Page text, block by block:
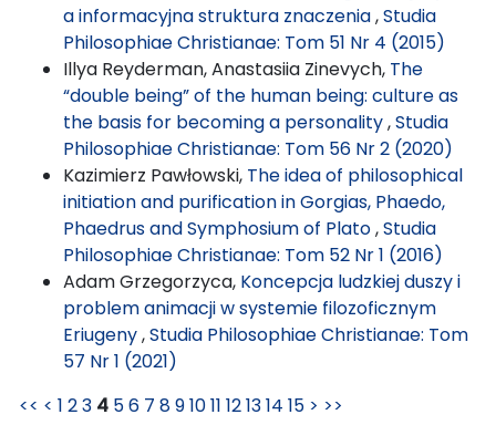
a informacyjna struktura znaczenia,Studia
Philosophiae Christianae: Tom 51 Nr 4 (2015)
Illya Reyderman, Anastasiia Zinevych, The
“double being” of the human being: culture as
the basis for becoming a personality,Studia
Philosophiae Christianae: Tom 56 Nr 2 (2020)
Kazimierz Pawłowski, The idea of philosophical
initiation and purification in Gorgias, Phaedo,
Phaedrus and Symphosium of Plato,Studia
Philosophiae Christianae: Tom 52 Nr 1 (2016)
Adam Grzegorzyca, Koncepcja ludzkiej duszy i
problem animacji w systemie filozoficznym
Eriugeny,Studia Philosophiae Christianae: Tom
57 Nr 1 (2021)
<< < 1 23 4 56 7 891011 121314 15 > >>